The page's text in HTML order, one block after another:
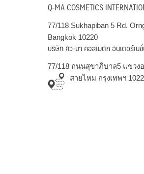
Q-MA COSMETICS
77/118 Sukhapiban 5 Rd.
Bangkok 10220
บริษัท คิว-มา คอสเมติก อินเตอร์เน
77/118 ถนนสุขาภิบาล5 แขวงอ
สายไหม กรุงเทพฯ